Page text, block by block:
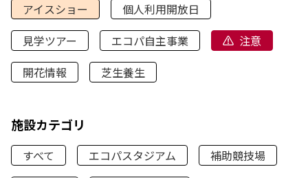
アイスショー
個人利用開放日
見学ツアー
エコパ自主事業
注意
開花情報
芝生養生
施設カテゴリ
すべて エコパスタジアム
補助競技場